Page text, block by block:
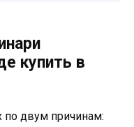
купить в
по двум причинам: